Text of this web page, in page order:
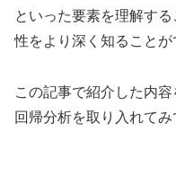
といった要素を理解す
性をより深く知ることが
この記事で紹介した内
回帰分析を取り入れてみ